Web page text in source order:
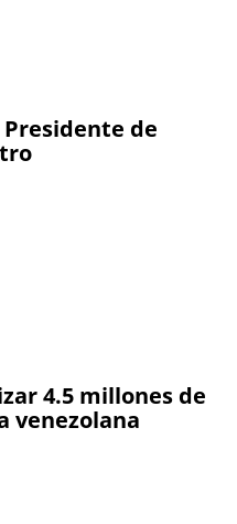
Presidente de
4.5 millones de
venezolana